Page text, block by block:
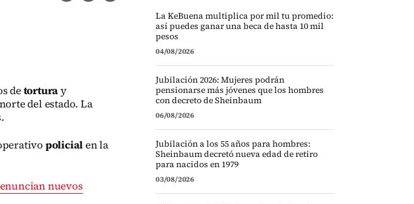
detorturay
del estado. La
policialen la
nuevos
La KeBuena multiplica por mil tu promedio:
así puedes ganar una beca de hasta 10 mil
pesos
04/08/2026
Jubilación 2026: Mujeres podrán
pensionarse más jóvenes que los hombres
con decreto de Sheinbaum
06/08/2026
Jubilación a los 55 años para hombres:
Sheinbaum decretó nueva edad de retiro
para nacidos en 1979
03/08/2026